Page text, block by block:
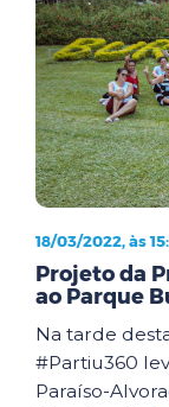
18/03/2022, às
Projeto da
ao Parque
Na tarde
#Partiu360
Paraíso-